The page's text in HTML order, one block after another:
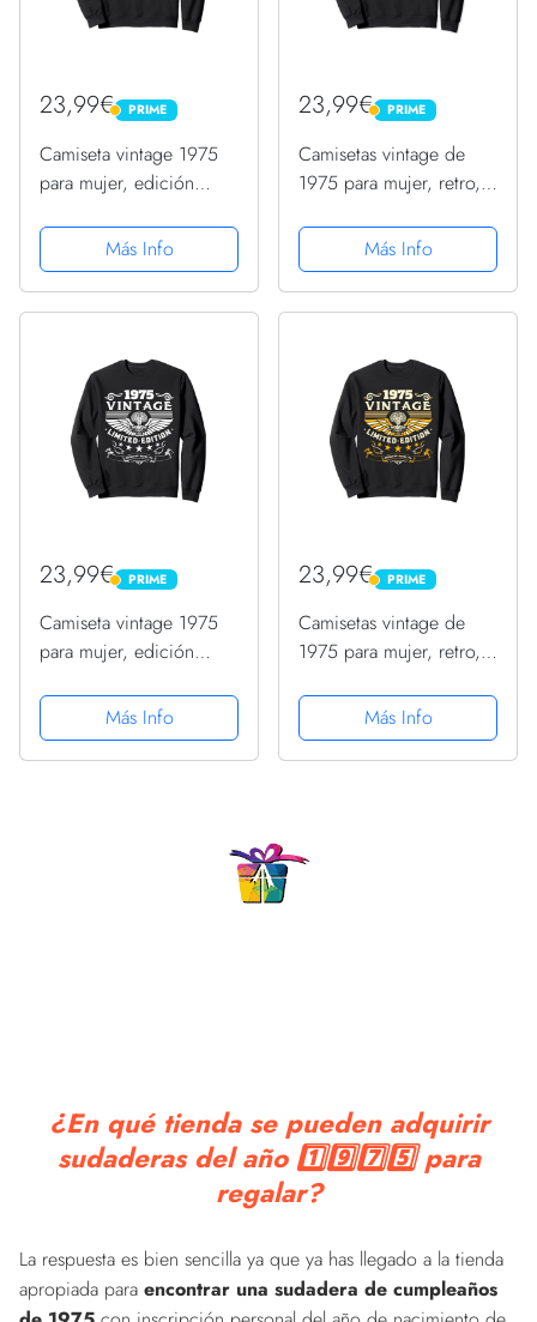
23,99€ PRIME
PRIME
Camiseta vintage 1975
para mujer, edición
1975 Sudadera
Más Info
23,99€ PRIME
PRIME
Camisetas vintage de
1975 para mujer, retro,
de 1975 Sudadera
Más Info
23,99€ PRIME
PRIME
Camiseta vintage 1975
para mujer, edición
1975 Sudadera
Más Info
23,99€ PRIME
PRIME
Camisetas vintage de
1975 para mujer, retro,
de 1975 Sudadera
Más Info
¿En qué tienda se pueden adquirir
sudaderas del año 1️⃣9️⃣7️⃣5️⃣ para
regalar?
La respuesta es bien sencilla ya que ya has llegado a la tienda
apropiada para encontrar una sudadera de cumpleaños